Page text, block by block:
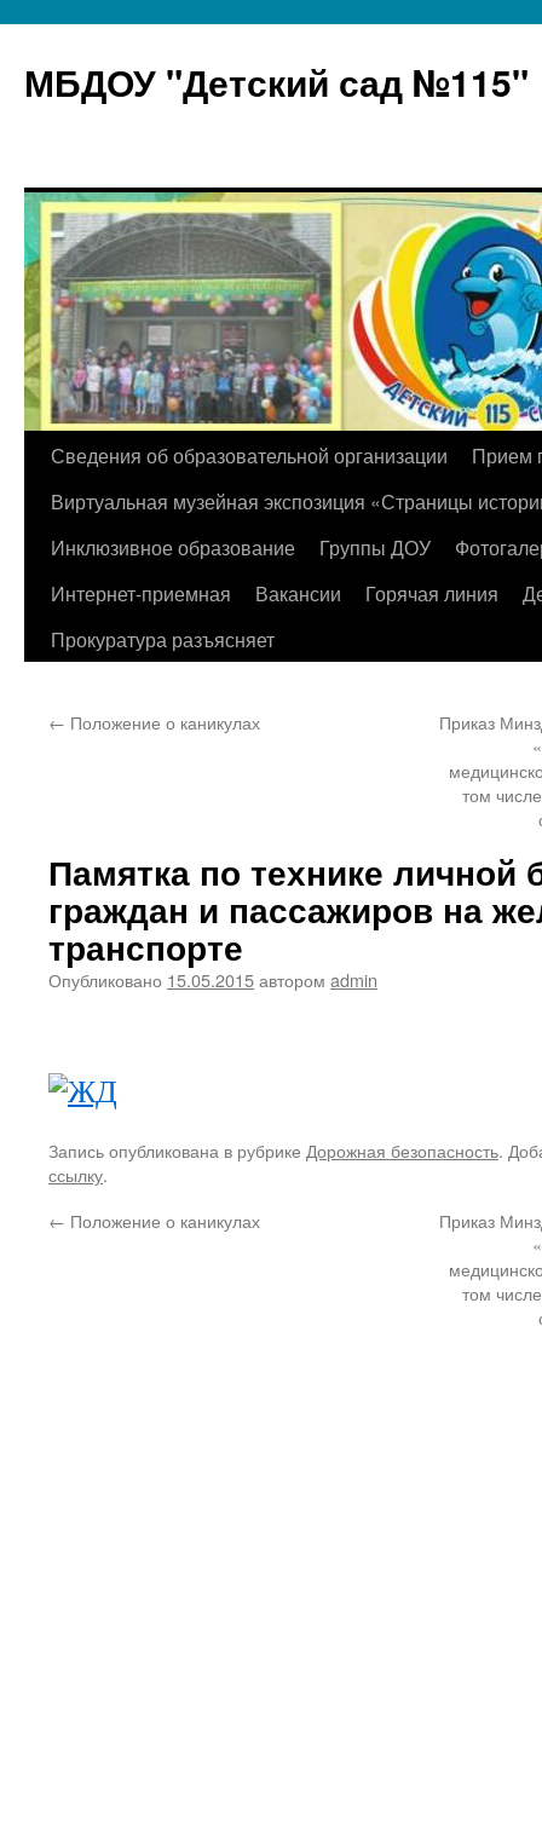
МБДОУ "Детский сад №115"
Перейти
содержимому
Сведения об образовательной организации
Прием
Виртуальная музейная экспозиция «Страницы
Инклюзивное образование
Группы ДОУ
Интернет-приемная
Вакансии Горячая линия
Прокуратура разъясняет
← Положение о каникулах
Приказ
том
Памятка по технике личной
граждан и пассажиров на
транспорте
Опубликовано 15.05.2015автором admin
Запись опубликована в рубрике Дорожная безопасность.
ссылку.
← Положение о каникулах
Приказ
том